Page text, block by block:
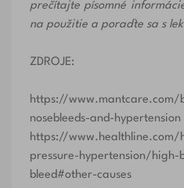
prečítajte písomné
na použitie a poraďte sa s
ZDROJE:
https://www.mantcare.com/
nosebleeds-and-hypertension
https://www.healthline.com/
pressure-hypertension/high-
bleed#other-causes